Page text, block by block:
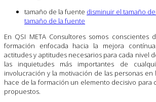
tamaño de la fuente disminuir el tamaño
tamaño de la fuente
En QSI META Consultores somos conscientes
formación enfocada hacia la mejora
actitudes y aptitudes necesarios para cada nivel
las inquietudes más importantes de
involucración y la motivación de las personas en
hace de la formación un elemento decisivo para
propuestos.